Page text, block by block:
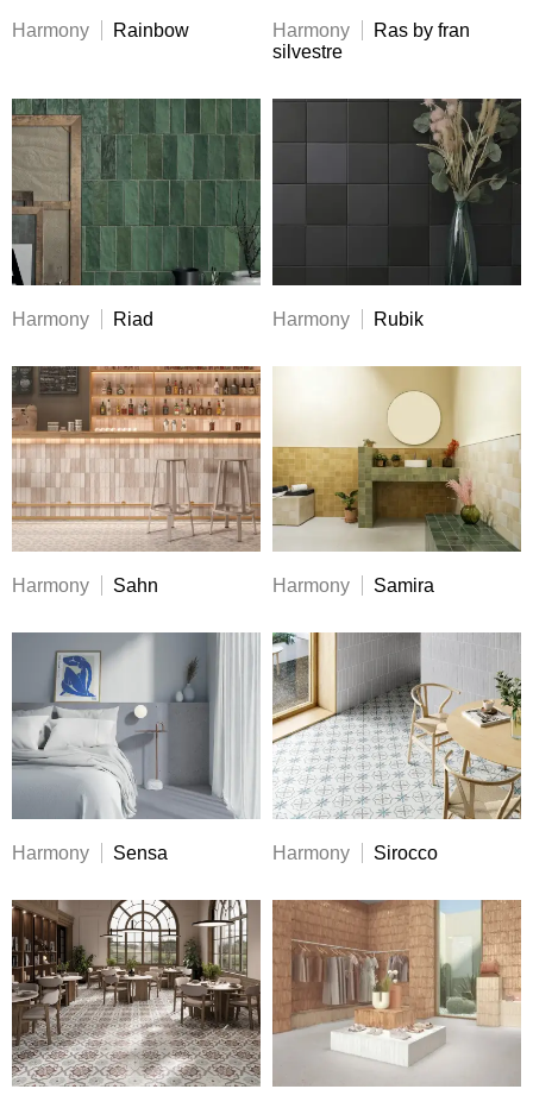
Harmony Rainbow Harmony
Ras by fran
silvestre
Harmony Riad Harmony Rubik
Harmony Sahn Harmony Samira
Harmony Sensa Harmony Sirocco